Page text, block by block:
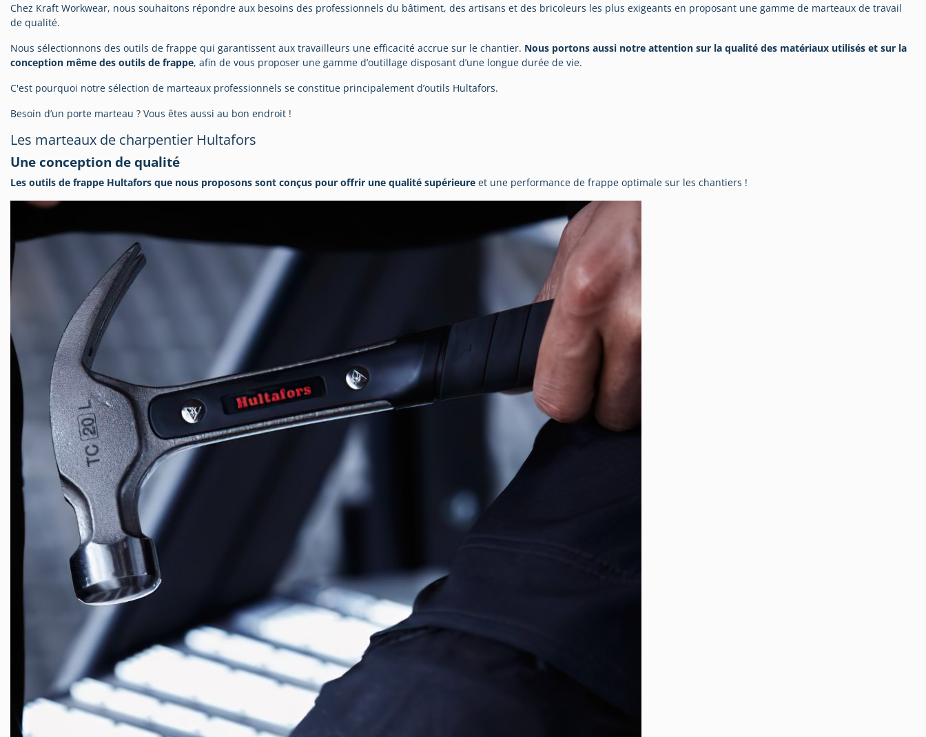
Chez Kraft Workwear, nous souhaitons répondre aux besoins des professionnels du bâtiment, des artisans et des bricoleurs les plus exigeants en proposant une gamme de marteaux de travail
de qualité.
Nous sélectionnons des outils de frappe qui garantissent aux travailleurs une efficacité accrue sur le chantier. Nous portons aussi notre attention sur la qualité des matériaux utilisés et sur la
conception même des outils de frappe, afin de vous proposer une gamme d’outillage disposant d’une longue durée de vie.
C'est pourquoi notre sélection de marteaux professionnels se constitue principalement d’outils Hultafors.
Besoin d’un porte marteau ? Vous êtes aussi au bon endroit !
Les marteaux de charpentier Hultafors
Une conception de qualité
Les outils de frappe Hultafors que nous proposons sont conçus pour offrir une qualité supérieure et une performance de frappe optimale sur les chantiers !